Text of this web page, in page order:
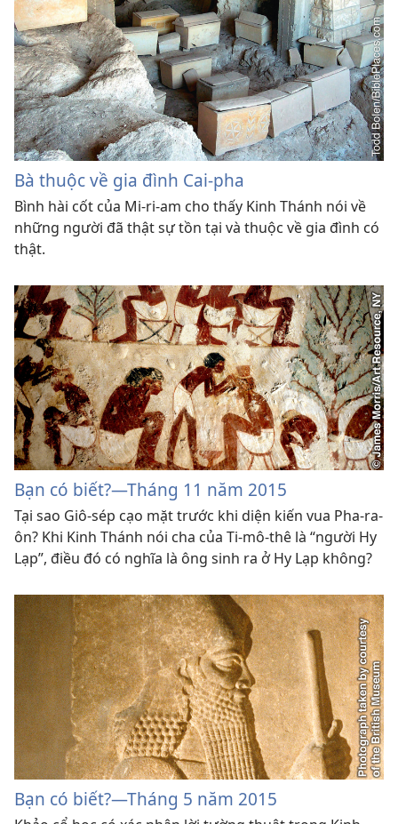
Bà thuộc về gia đình Cai-pha
Bình hài cốt của Mi-ri-am cho thấy Kinh Thánh nói về
những người đã thật sự tồn tại và thuộc về gia đình có
thật.
Bạn có biết?​—Tháng 11 năm 2015
Tại sao Giô-sép cạo mặt trước khi diện kiến vua Pha-ra-
ôn? Khi Kinh Thánh nói cha của Ti-mô-thê là “người Hy
Lạp”, điều đó có nghĩa là ông sinh ra ở Hy Lạp không?
Bạn có biết?​—Tháng 5 năm 2015